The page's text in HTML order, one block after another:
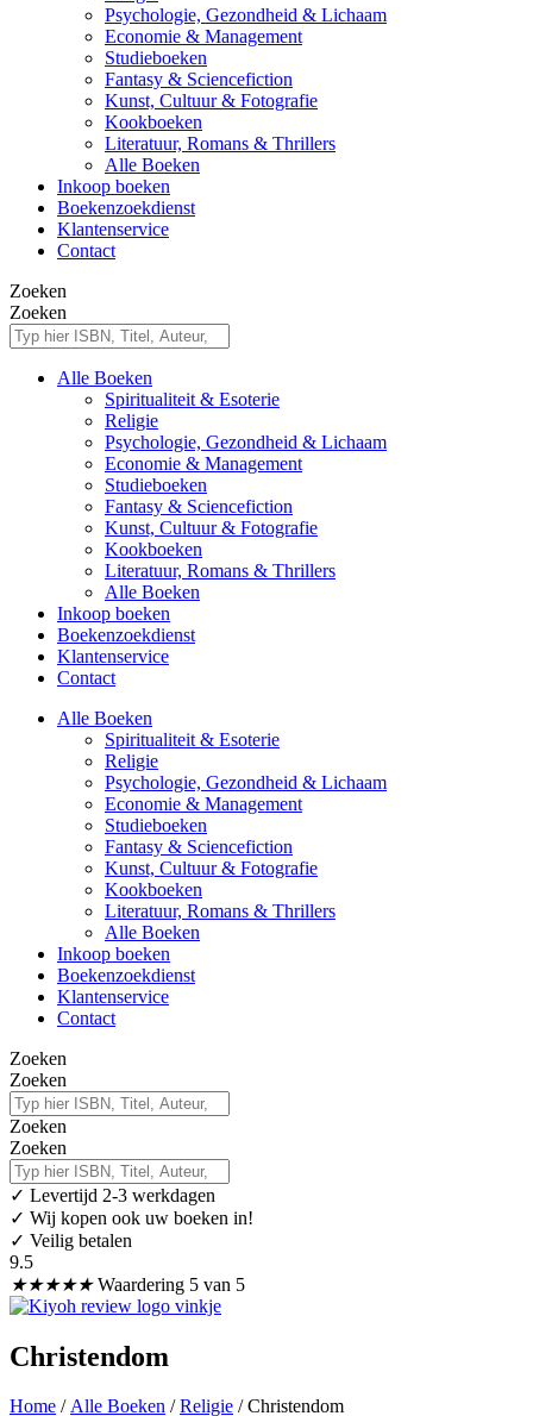
Psychologie, Gezondheid & Lichaam
Economie & Management
Studieboeken
Fantasy & Sciencefiction
Kunst, Cultuur & Fotografie
Kookboeken
Literatuur, Romans & Thrillers
Alle Boeken
Inkoop boeken
Boekenzoekdienst
Klantenservice
Contact
Zoeken
Zoeken
Alle Boeken
Spiritualiteit & Esoterie
Religie
Psychologie, Gezondheid & Lichaam
Economie & Management
Studieboeken
Fantasy & Sciencefiction
Kunst, Cultuur & Fotografie
Kookboeken
Literatuur, Romans & Thrillers
Alle Boeken
Inkoop boeken
Boekenzoekdienst
Klantenservice
Contact
Alle Boeken
Spiritualiteit & Esoterie
Religie
Psychologie, Gezondheid & Lichaam
Economie & Management
Studieboeken
Fantasy & Sciencefiction
Kunst, Cultuur & Fotografie
Kookboeken
Literatuur, Romans & Thrillers
Alle Boeken
Inkoop boeken
Boekenzoekdienst
Klantenservice
Contact
Zoeken
Zoeken
Zoeken
Zoeken
✓ Levertijd 2-3 werkdagen
✓ Wij kopen ook uw boeken in!
✓ Veilig betalen
9.5
★★★★★ Waardering 5 van 5
Christendom
Home /Alle Boeken /Religie / Christendom